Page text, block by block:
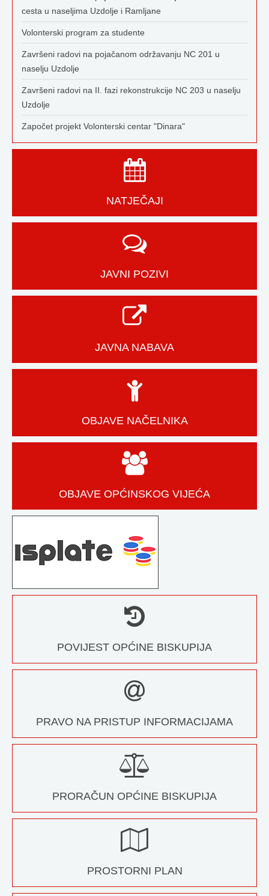
cesta u naseljima Uzdolje i Ramljane
Volonterski program za studente
Završeni radovi na pojačanom održavanju NC 201 u
naselju Uzdolje
Završeni radovi na II. fazi rekonstrukcije NC 203 u naselju
Uzdolje
Započet projekt Volonterski centar "Dinara"
NATJEČAJI
JAVNI POZIVI
JAVNA NABAVA
OBJAVE NAČELNIKA
OBJAVE OPĆINSKOG VIJEĆA
POVIJEST OPĆINE BISKUPIJA
PRAVO NA PRISTUP INFORMACIJAMA
PRORAČUN OPĆINE BISKUPIJA
PROSTORNI PLAN